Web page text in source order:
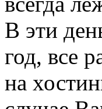
В эти
год, все
на